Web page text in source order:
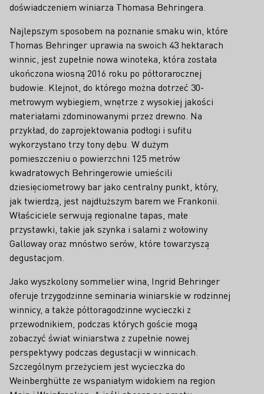
doświadczeniem winiarza Thomasa Behringera.
Najlepszym sposobem na poznanie smaku win, które
Thomas Behringer uprawia na swoich 43 hektarach
winnic, jest zupełnie nowa winoteka, która została
ukończona wiosną 2016 roku po półtorarocznej
budowie. Klejnot, do którego można dotrzeć 30-
metrowym wybiegiem, wnętrze z wysokiej jakości
materiałami zdominowanymi przez drewno. Na
przykład, do zaprojektowania podłogi i sufitu
wykorzystano trzy tony dębu. W dużym
pomieszczeniu o powierzchni 125 metrów
kwadratowych Behringerowie umieścili
dziesięciometrowy bar jako centralny punkt, który,
jak twierdzą, jest najdłuższym barem we Frankonii.
Właściciele serwują regionalne tapas, małe
przystawki, takie jak szynka i salami z wołowiny
Galloway oraz mnóstwo serów, które towarzyszą
degustacjom.
Jako wyszkolony sommelier wina, Ingrid Behringer
oferuje trzygodzinne seminaria winiarskie w rodzinnej
winnicy, a także półtoragodzinne wycieczki z
przewodnikiem, podczas których goście mogą
zobaczyć świat winiarstwa z zupełnie nowej
perspektywy podczas degustacji w winnicach.
Szczególnym przeżyciem jest wycieczka do
Weinberghütte ze wspaniałym widokiem na region